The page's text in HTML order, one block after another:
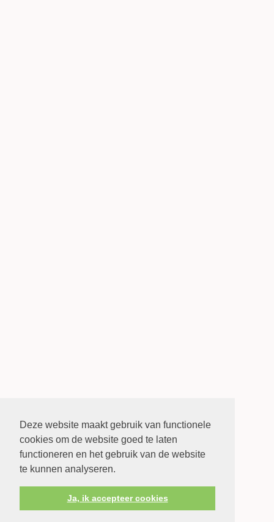
Deze website maakt gebruik van functionele
cookies om de website goed te laten
functioneren en het gebruik van de website
te kunnen analyseren.
Ja, ik accepteer cookies